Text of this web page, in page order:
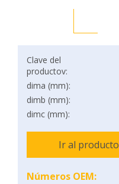
Clave del
productov:
dima (mm):
dimb (mm):
dimc (mm):
Ir al producto
Números OEM: